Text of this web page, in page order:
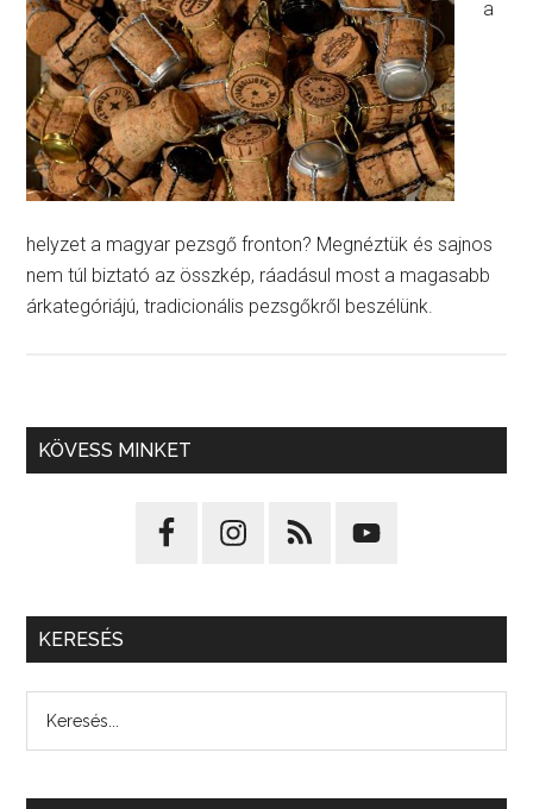
a
helyzet a magyar pezsgő fronton? Megnéztük és sajnos
nem túl biztató az összkép, ráadásul most a magasabb
árkategóriájú, tradicionális pezsgőkről beszélünk.
KÖVESS MINKET
KERESÉS